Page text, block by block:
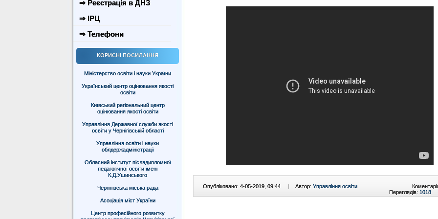
⇒ Реєстрація в ДНЗ
⇒ ІРЦ
⇒ Телефони
КОРИСНІ ПОСИЛАННЯ
Міністерство освіти і науки України
Український центр оцінювання якості
освіти
Київський регіональний центр
оцінювання якості освіти
Управління Державної служби якості
освіти у Чернігівській області
Управління освіти і науки
облдержадміністрації
Обласний інститут післядипломної
педагогічної освіти імені
К.Д.Ушинського
Чернігівська міська рада
Асоціація міст України
Центр професійного розвитку
Опубліковано: 4-05-2019, 09:44 | Автор: Управління освіти
Переглядів: 1018